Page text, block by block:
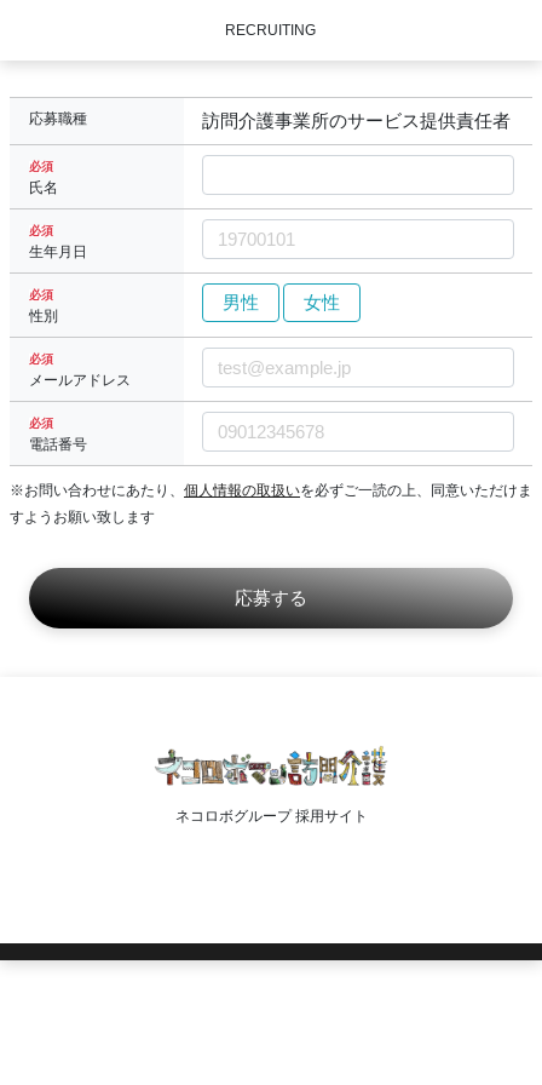
RECRUITING
応募職種 訪問介護事業所のサービス提供責任者
必須
氏名
必須
生年月日
必須
性別
男性 女性
必須
メールアドレス
必須
電話番号
※お問い合わせにあたり、 個人情報の取扱いを必ずご一読の上、同意いただけま
すようお願い致します
ネコロボグループ 採用サイト